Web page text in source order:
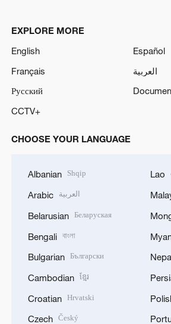
EXPLORE MORE
English
Español
Français
العربية
Русский
CCTV+
CHOOSE YOUR LANGUAGE
Albanian Shqip
Arabic العربية
Belarusian Беларуская
Bengali বাংলা
Bulgarian Български
Cambodian ខ្មែរ
Croatian Hrvatski
Czech Český
Lao